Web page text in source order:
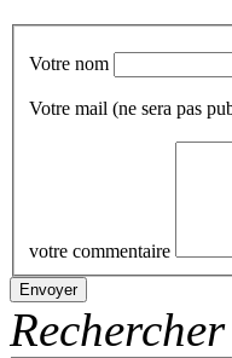
Votre nom
Votre mail (ne sera pas
votre commentaire